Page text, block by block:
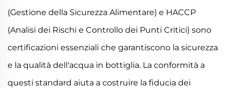
(Gestione della Sicurezza Alimentare) e HACCP
(Analisi dei Rischi e Controllo dei Punti Critici) sono
certificazioni essenziali che garantiscono la sicurezza
e la qualità dell'acqua in bottiglia. La conformità a
questi standard aiuta a costruire la fiducia dei